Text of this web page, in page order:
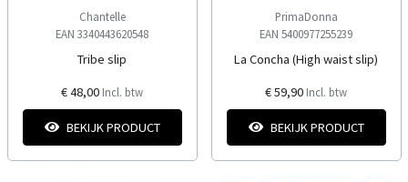
Chantelle
EAN 3340443620548
Tribe slip
€ 48,00 Incl. btw
BEKIJK PRODUCT
PrimaDonna
EAN 5400977255239
La Concha (High waist slip)
€ 59,90 Incl. btw
BEKIJK PRODUCT